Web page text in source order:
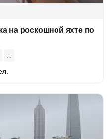
на роскошной яхте по